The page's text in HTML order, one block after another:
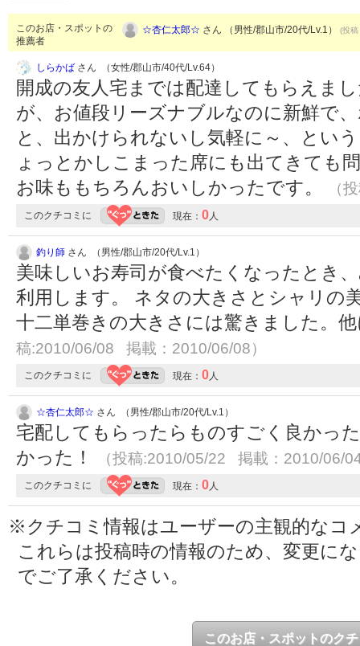
このお店・スポットの
推薦者
☆杏仁太郎☆ さん （男性/郡山市/20代/Lv.1） (投
しらかば さん （女性/郡山市/40代/Lv.64）
開成の友人宅までは配達してもらえま
が、お値段リーズナブルなのに新鮮で
と、出かけられないし気軽に～、とい
ょっとかしこまった席にも出てきても
お味ももちろんおいしかったです。
（
このクチコミに 現在： 0 人
釣り師 さん （男性/郡山市/20代/Lv.1）
美味しいお寿司が食べたくなったとき
利用します。 ネタの大きさとシャリの
十二単巻きの大きさには驚きました。
稿:2010/06/08 掲載：2010/06/08）
このクチコミに 現在： 0 人
☆杏仁太郎☆ さん （男性/郡山市/20代/Lv.1）
宅配してもらったらものすごく良かっ
かった！
（投稿:2010/05/22 掲載：2010/06/
このクチコミに 現在： 0 人
※クチコミ情報はユーザーの主観的なコ
これらは投稿時の情報のため、変更に
でご了承ください。
このお店・スポットのク